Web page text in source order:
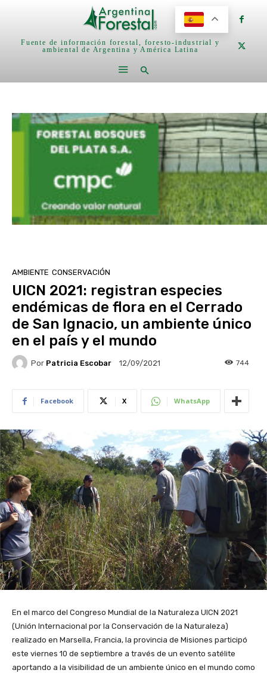
Fuente de información forestal, foresto-industrial y
ambiental de Argentina y América Latina
AMBIENTE CONSERVACIÓN
UICN 2021: registran especies
endémicas de flora en el Cerrado
de San Ignacio, un ambiente único
en el país y el mundo
Por Patricia Escobar 12/09/2021 744
Facebook X WhatsApp
En el marco del Congreso Mundial de la Naturaleza UICN 2021
(Unión Internacional por la Conservación de la Naturaleza)
realizado en Marsella, Francia, la provincia de Misiones participó
este viernes 10 de septiembre a través de un evento satélite
aportando a la visibilidad de un ambiente único en el mundo como